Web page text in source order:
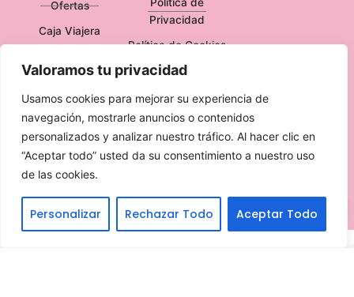
Valoramos tu privacidad
Usamos cookies para mejorar su experiencia de
navegación, mostrarle anuncios o contenidos
personalizados y analizar nuestro tráfico. Al hacer clic en
“Aceptar todo” usted da su consentimiento a nuestro uso
de las cookies.
Personalizar Rechazar Todo Aceptar Todo
Ofertas
Caja Viajera
Política de
Privacidad
Política de Cookies
Política de
Aviso Legal